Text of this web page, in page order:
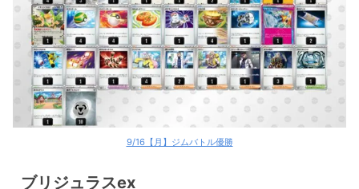
9/16【月】ジムバトル優勝
ブリジュラスex